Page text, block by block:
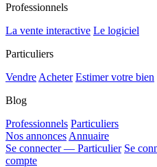
Professionnels
La vente interactive Le logiciel
Particuliers
Vendre Acheter Estimer votre bien
Blog
Professionnels Particuliers
Nos annonces Annuaire
Se connecter — Particulier Se
compte